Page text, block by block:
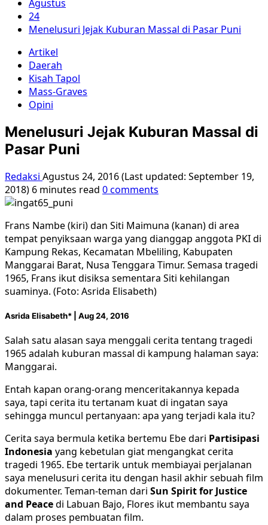
Agustus
24
Menelusuri Jejak Kuburan Massal di Pasar Puni
Artikel
Daerah
Kisah Tapol
Mass-Graves
Opini
Menelusuri Jejak Kuburan Massal di
Pasar Puni
Redaksi Agustus 24, 2016 (Last updated: September 19,
2018) 6 minutes read 0 comments
Frans Nambe (kiri) dan Siti Maimuna (kanan) di area
tempat penyiksaan warga yang dianggap anggota PKI di
Kampung Rekas, Kecamatan Mbeliling, Kabupaten
Manggarai Barat, Nusa Tenggara Timur. Semasa tragedi
1965, Frans ikut disiksa sementara Siti kehilangan
suaminya. (Foto: Asrida Elisabeth)
Asrida Elisabeth* | Aug 24, 2016
Salah satu alasan saya menggali cerita tentang tragedi
1965 adalah kuburan massal di kampung halaman saya:
Manggarai.
Entah kapan orang-orang menceritakannya kepada
saya, tapi cerita itu tertanam kuat di ingatan saya
sehingga muncul pertanyaan: apa yang terjadi kala itu?
Cerita saya bermula ketika bertemu Ebe dari Partisipasi
Indonesia yang kebetulan giat mengangkat cerita
tragedi 1965. Ebe tertarik untuk membiayai perjalanan
saya menelusuri cerita itu dengan hasil akhir sebuah film
dokumenter. Teman-teman dari Sun Spirit for Justice
and Peacedi Labuan Bajo, Flores ikut membantu saya
dalam proses pembuatan film.